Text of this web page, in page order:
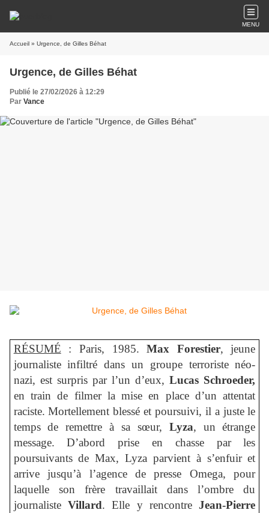
MENU
Accueil » Urgence, de Gilles Béhat
Urgence, de Gilles Béhat
Publié le 27/02/2026 à 12:29
Par Vance
RÉSUMÉ : Paris, 1985.Max Forestier, jeune
journaliste infiltré dans un groupe terroriste néo-
nazi, est surpris par l’un d’eux,Lucas Schroeder,
en train de filmer la mise en place d’un attentat
raciste. Mortellement blessé et poursuivi, il a juste le
temps de remettre à sa sœur, Lyza, un étrange
message. D’abord prise en chasse par les
poursuivants de Max, Lyza parvient à s’enfuir et
arrive jusqu’à l’agence de presse Omega, pour
laquelle son frère travaillait dans l’ombre du
journaliste Villard. Elle y rencontreJean-Pierre